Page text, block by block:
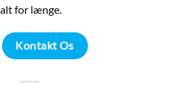
for længe.
Kontakt Os